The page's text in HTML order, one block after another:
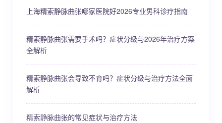
上海精索静脉曲张哪家医院好2026专业男科诊疗指南
精索静脉曲张需要手术吗？症状分级与2026年治疗方案
全解析
精索静脉曲张会导致不育吗？症状分级与治疗方法全面
解析
精索静脉曲张的常见症状与治疗方法